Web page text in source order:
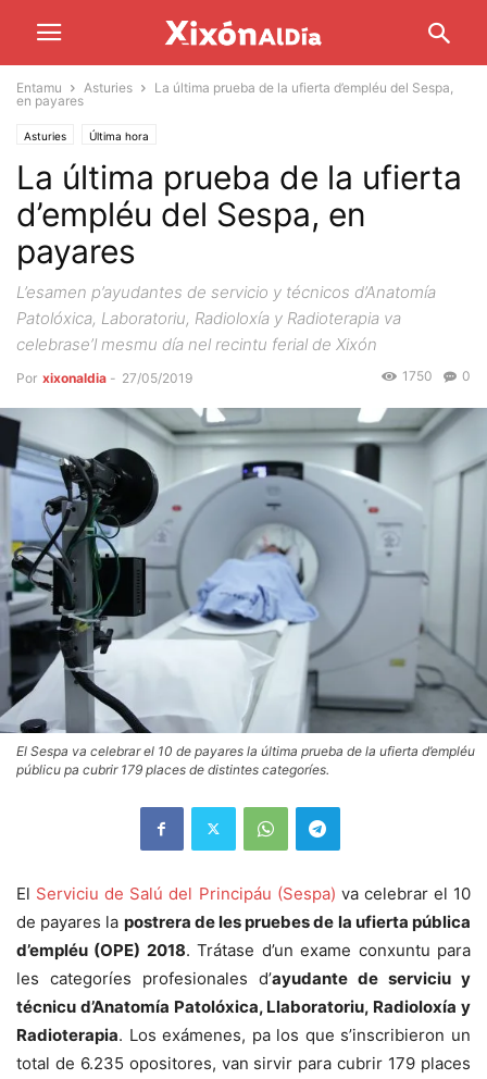
Entamu Asturies
La última prueba de la ufierta d’empléu del Sespa,
en payares
Asturies Última hora
La última prueba de la ufierta
d’empléu del Sespa, en
payares
L’esamen p’ayudantes de servicio y técnicos d’Anatomía
Patolóxica, Laboratoriu, Radioloxía y Radioterapia va
celebrase’l mesmu día nel recintu ferial de Xixón
Por xixonaldia - 27/05/2019 0
1750
El Sespa va celebrar el 10 de payares la última prueba de la ufierta d’empléu
públicu pa cubrir 179 places de distintes categoríes.
El Serviciu de Salú del Principáu (Sespa) va celebrar el 10
de payares la postrera de les pruebes de la ufierta pública
d’empléu (OPE) 2018. Trátase d’un exame conxuntu para
les categoríes profesionales d’ayudante de serviciu y
técnicu d’Anatomía Patolóxica, Llaboratoriu, Radioloxía y
Radioterapia. Los exámenes, pa los que s’inscribieron un
total de 6.235 opositores, van sirvir para cubrir 179 places